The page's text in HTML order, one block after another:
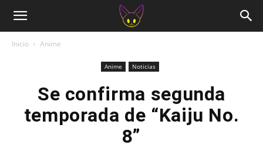
Inicio Anime
Anime Noticias
Se confirma segunda
temporada de “Kaiju No.
8”